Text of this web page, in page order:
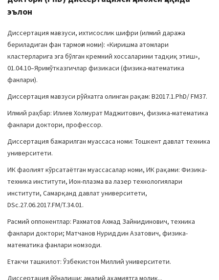
эълон
Диссертация мавзуси, ихтисослик шифри (илмий даража
бериладиган фан тармоғи номи): «Киришма атомлари
кластерларига эга бўлган кремний хоссаларини тадқиқ этиш»,
01.04.10–Яримўтказгичлар физикаси (физика-математика
фанлари).
Диссертация мавзуси рўйхатга олинган рақам: В2017.1.PhD/ FM37.
Илмий раҳбар: Илиев Холмурат Маджитович, физика-математика
фанлари доктори, профессор.
Диссертация бажарилган муассаса номи: Тошкент давлат техника
университети.
ИК фаолият кўрсатаётган муассасалар номи, ИК рақами: Физика-
техника институти, Ион-плазма ва лазер технологиялари
институти, Самарқанд давлат университети,
DSc.27.06.2017.FM/T.34.01.
Расмий оппонентлар: Рахматов Ахмад Зайнидинович, техника
фанлари доктори; Матчанов Нуриддин Азатович, физика-
математика фанлари номзоди.
Етакчи ташкилот: Ўзбекистон Миллий университети.
Диссертация йўналиши: амалий аҳамиятга молик...